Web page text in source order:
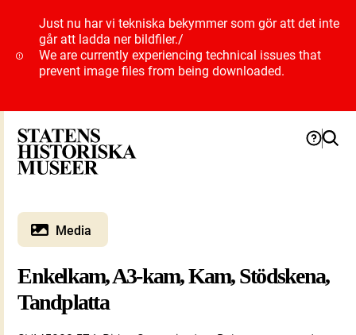
Just nu har vi tekniska bekymmer som gör att det inte
går att ladda ner bildfiler./
We are currently experiencing technical issues that
prevent image files from being downloaded.
Media
Enkelkam, A3-kam, Kam, Stödskena,
Tandplatta